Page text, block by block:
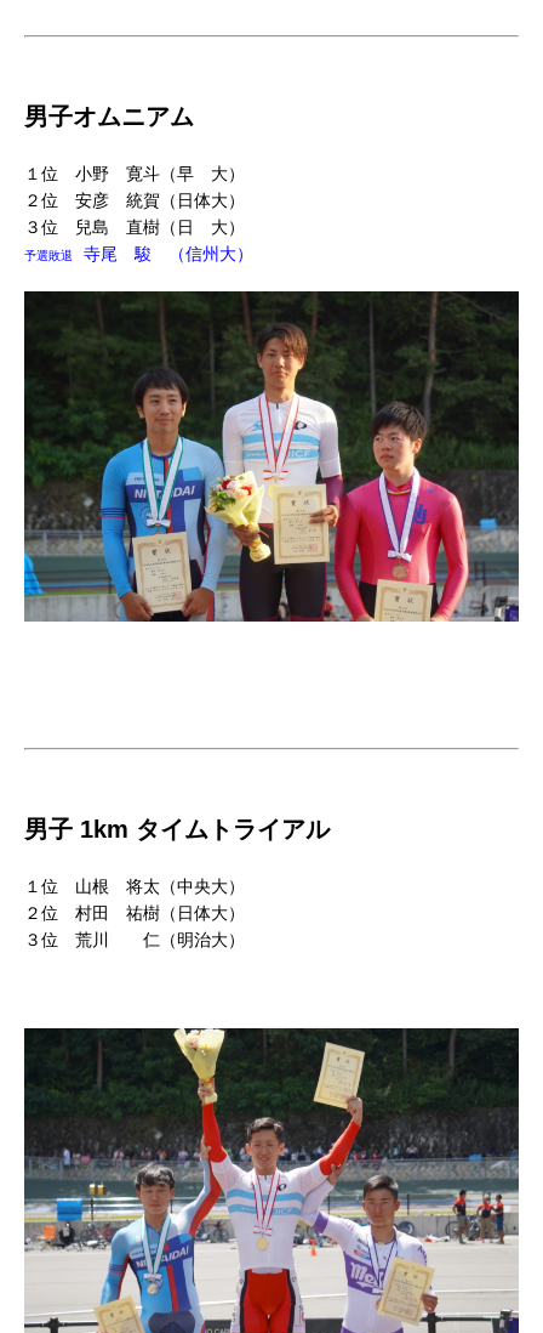
男子オムニアム
１位 小野 寛斗（早 大）
２位 安彦 統賀（日体大）
３位 兒島 直樹（日 大）
予選敗退 寺尾 駿 （信州大）
男子 1km タイムトライアル
１位 山根 将太（中央大）
２位 村田 祐樹（日体大）
３位 荒川 仁（明治大）